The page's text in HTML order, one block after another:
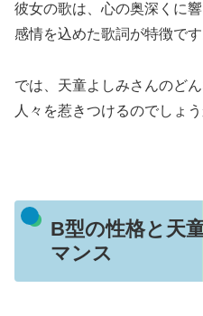
彼女の歌は、心の奥深くに響
感情を込めた歌詞が特徴です
では、天童よしみさんのど
人々を惹きつけるのでしょう
B型の性格と天
マンス